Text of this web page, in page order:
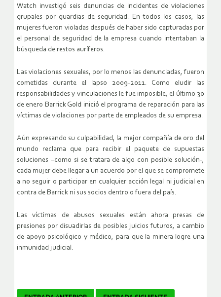
Watch investigó seis denuncias de incidentes de violaciones
grupales por guardias de seguridad. En todos los casos, las
mujeres fueron violadas después de haber sido capturadas por
el personal de seguridad de la empresa cuando intentaban la
búsqueda de restos auríferos.
Las violaciones sexuales, por lo menos las denunciadas, fueron
cometidas durante el lapso 2009-2011. Como eludir las
responsabilidades y vinculaciones le fue imposible, el último 30
de enero Barrick Gold inició el programa de reparación para las
víctimas de violaciones por parte de empleados de su empresa.
Aún expresando su culpabilidad, la mejor compañía de oro del
mundo reclama que para recibir el paquete de supuestas
soluciones –como si se tratara de algo con posible solución-,
cada mujer debe llegar a un acuerdo por el que se compromete
a no seguir o participar en cualquier acción legal ni judicial en
contra de Barrick ni sus socios dentro o fuera del país.
Las víctimas de abusos sexuales están ahora presas de
presiones por disuadirlas de posibles juicios futuros, a cambio
de apoyo psicológico y médico, para que la minera logre una
inmunidad judicial.